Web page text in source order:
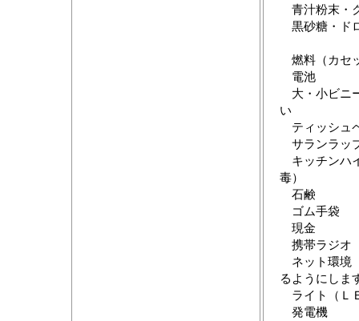
青汁粉末・
黒砂糖・ド
燃料（カセ
電池
大・小ビニ
い
ティッシュ
サランラッ
キッチンハ
毒）
石鹸
ゴム手袋
現金
携帯ラジオ
ネット環境
るようにしま
ライト（Ｌ
発電機